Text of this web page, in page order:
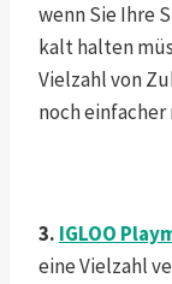
wenn Sie Ihre
kalt halten
Vielzahl von
noch einfacher
3. IGLOO
eine Vielzahl